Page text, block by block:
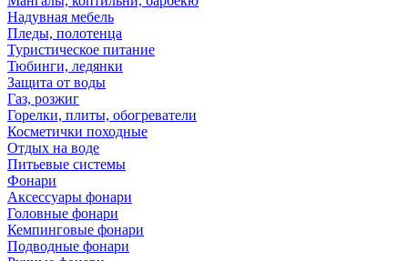
Надувная мебель
Пледы, полотенца
Туристическое питание
Тюбинги, ледянки
Защита от воды
Газ, розжиг
Горелки, плиты, обогреватели
Косметички походные
Отдых на воде
Питьевые системы
Фонари
Аксессуары фонари
Головные фонари
Кемпинговые фонари
Подводные фонари